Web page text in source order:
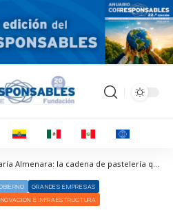
Corresponsables > Noticias > María Almenara: la cadena de pastelería que se consolida como empresa Frontier combinando inteligencia artificial, propósito y talento humano
GRANDES EMPRESAS
E INFRAESTRUCTURA